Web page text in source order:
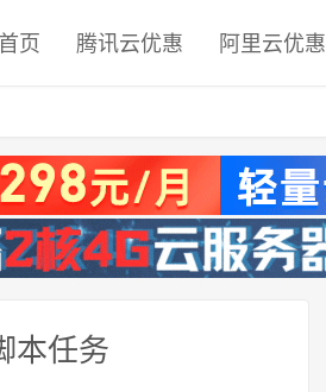
首页 腾讯云优惠 阿里云优惠
本任务